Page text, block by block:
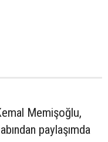
Memişoğlu,
paylaşımda